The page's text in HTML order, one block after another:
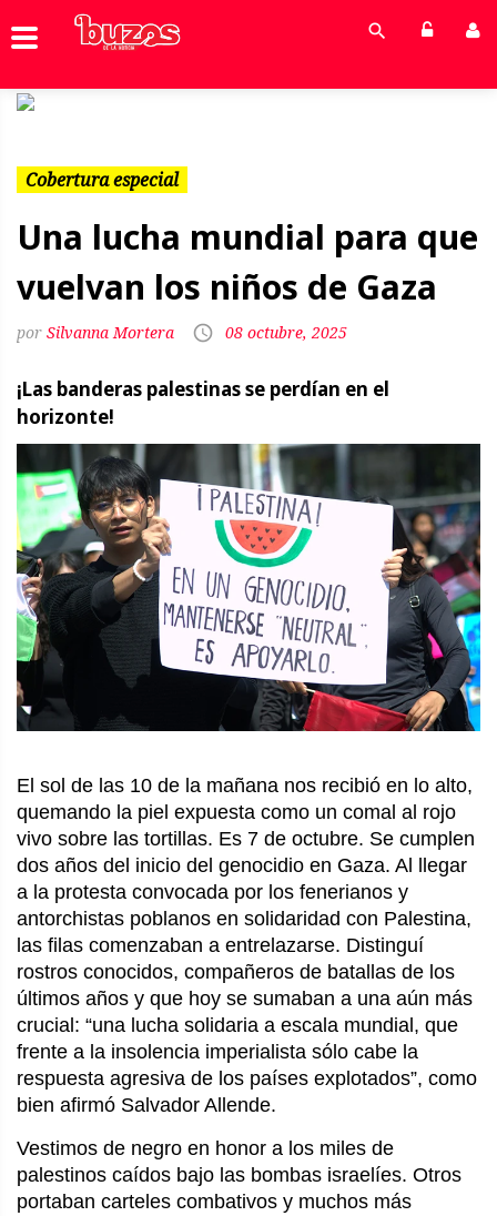
Cobertura especial
Una lucha mundial para que
vuelvan los niños de Gaza
Silvanna Mortera 08 octubre, 2025
¡Las banderas palestinas se perdían en el
horizonte!
El sol de las 10 de la mañana nos recibió en lo alto,
quemando la piel expuesta como un comal al rojo
vivo sobre las tortillas. Es 7 de octubre. Se cumplen
dos años del inicio del genocidio en Gaza. Al llegar
a la protesta convocada por los fenerianos y
antorchistas poblanos en solidaridad con Palestina,
las filas comenzaban a entrelazarse. Distinguí
rostros conocidos, compañeros de batallas de los
últimos años y que hoy se sumaban a una aún más
crucial: “una lucha solidaria a escala mundial, que
frente a la insolencia imperialista sólo cabe la
respuesta agresiva de los países explotados”, como
bien afirmó Salvador Allende.
Vestimos de negro en honor a los miles de
palestinos caídos bajo las bombas israelíes. Otros
portaban carteles combativos y muchos más